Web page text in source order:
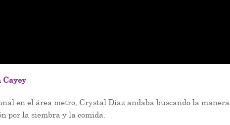
Cayey
en el área metro, Crystal Díaz andaba buscando la manera
por la siembra y la comida.